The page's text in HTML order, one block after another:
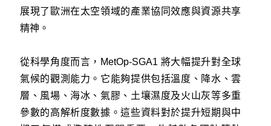
展現了歐洲在太空領域的產業協同效應與資源共享
精神。
從科學角度而言，MetOp-SGA1 將大幅提升對全球
氣候的觀測能力。它能夠提供包括溫度、降水、雲
層、風場、海冰、氣膠、土壤濕度及火山灰等多重
參數的高解析度數據。這些資料對於提升短期與中